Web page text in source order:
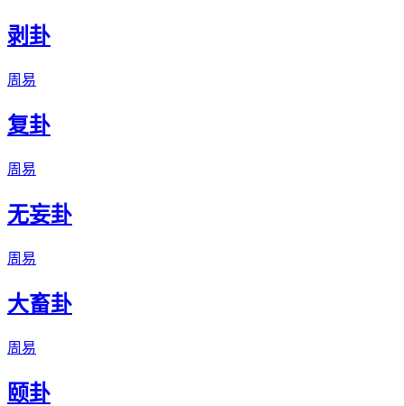
剥卦
周易
复卦
周易
无妄卦
周易
大畜卦
周易
颐卦